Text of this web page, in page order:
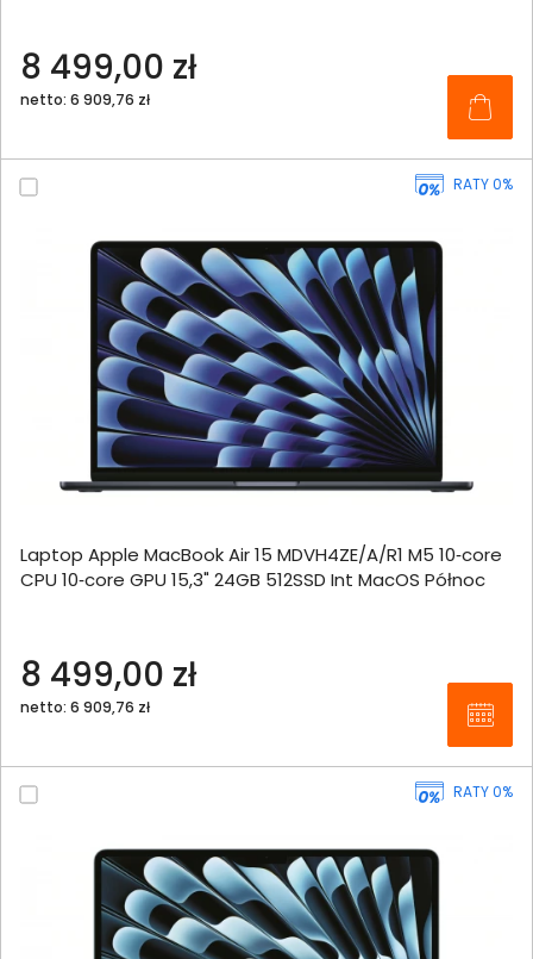
8 499,00 zł
netto: 6 909,76 zł
RATY 0%
Laptop Apple MacBook Air 15 MDVH4ZE/A/R1 M5 10‑core
CPU 10‑core GPU 15,3" 24GB 512SSD Int MacOS Północ
8 499,00 zł
netto: 6 909,76 zł
RATY 0%